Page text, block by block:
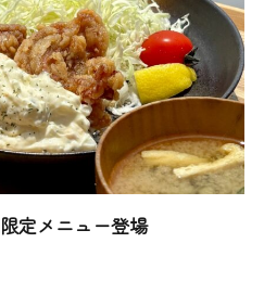
定メニュー登場